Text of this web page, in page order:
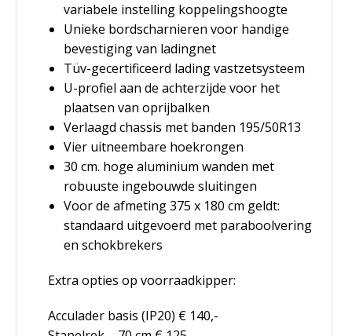
variabele instelling koppelingshoogte
Unieke bordscharnieren voor handige
bevestiging van ladingnet
Tüv-gecertificeerd lading vastzetsysteem
U-profiel aan de achterzijde voor het
plaatsen van oprijbalken
Verlaagd chassis met banden 195/50R13
Vier uitneembare hoekrongen
30 cm. hoge aluminium wanden met
robuuste ingebouwde sluitingen
Voor de afmeting 375 x 180 cm geldt:
standaard uitgevoerd met paraboolvering
en schokbrekers
Extra opties op voorraadkipper:
Acculader basis (IP20) € 140,-